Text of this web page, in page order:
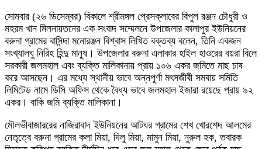
সোমবার (২৬ ডিসেম্বর) বিকালে শ্রীমঙ্গল প্রেসক্লাবের বিপুল রঞ্জন চৌধুরী ও
মহরম খান মিলনায়তনের এক সংবাদ সম্মেলনে উপজেলার কালাপুর ইউনিয়নের
বরুনা গ্রামের বাসিন্দা মনোরঞ্জন বিশ্বাস লিখিত বক্তব্য বলেন, তিনি একজন
সংখ্যালঘু নিরিহ হিন্দু মানুষ। উপজেলার বরুনা এলাকার হাইল হাওরের বয়রা বিলে
সরকারী জলমহাল এবং ব্যক্তি মালিকানায় প্রায় ১০৬ একর জমিতে মাছ চাষ
করে আসছেন। এর মধ্যে স্থানীয় ভাবে অন্নপূর্ণা মৎসজীবী সমবায় সমিতি
লিমিটেড নামে ডিসি অফিস থেকে বৈধ্য ভাবে জলমহাল ইজারা রয়েছে প্রায় ৯২
একর। বাকি জমি ব্যক্তি মালিকানা।
মৌলভীবাজাররের নাজিরাবাদ ইউনিয়নের আটঘর গ্রামের শেখ খোরশেদ আলমের
নেতৃত্বে বরুনা গ্রামের কলা মিয়া, দিলু মিয়া, মামুন মিয়া, নুরুল হক, তবারক